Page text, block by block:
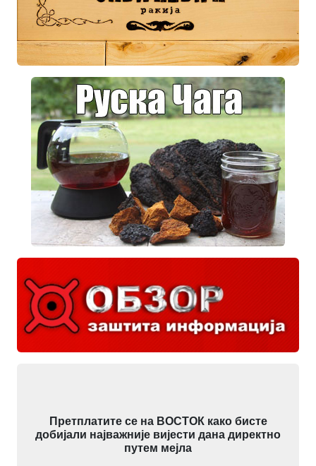
Претплатите се на ВОСТОК како бисте
добијали најважније вијести дана директно
путем мејла